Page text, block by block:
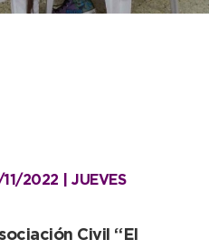
2022 | JUEVES
Civil “El